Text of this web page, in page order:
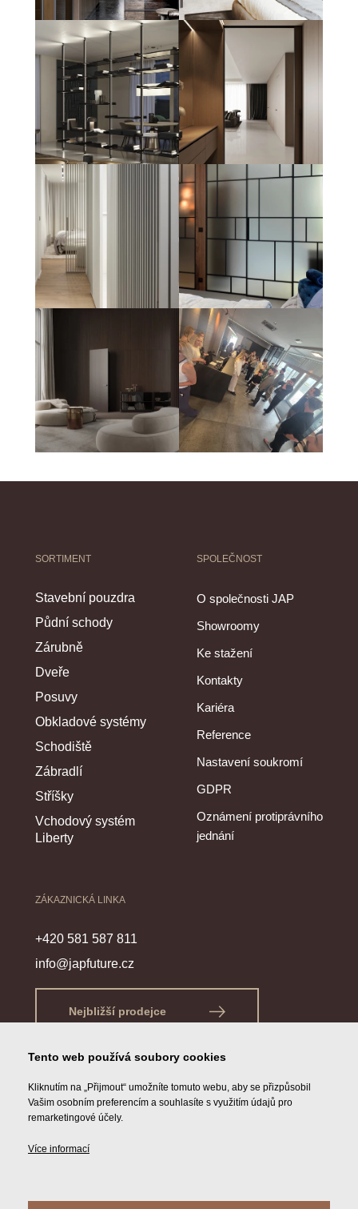
SORTIMENT
Stavební pouzdra
Půdní schody
Zárubně
Dveře
Posuvy
Obkladové systémy
Schodiště
Zábradlí
Stříšky
Vchodový systém
Liberty
SPOLEČNOST
O společnosti JAP
Showroomy
Ke stažení
Kontakty
Kariéra
Reference
Nastavení soukromí
GDPR
Oznámení protiprávního
jednání
ZÁKAZNICKÁ LINKA
+420 581 587 811
info@japfuture.cz
Nejbližší prodejce
Tento web používá soubory cookies
Kliknutím na „Přijmout“ umožníte tomuto webu, aby se přizpůsobil
Vašim osobním preferencím a souhlasíte s využitím údajů pro
remarketingové účely.
Více informací